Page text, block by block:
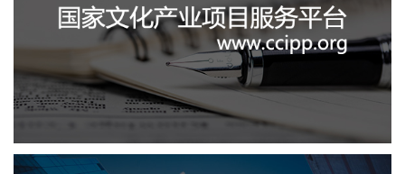
文化艺术 IT平台整体解决方案
系统开发
业务系统